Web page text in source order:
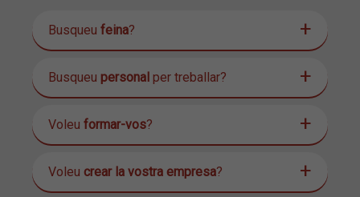
Busqueu feina?
Busqueu personal per treballar?
Voleu formar-vos?
Voleu crear la vostra empresa?